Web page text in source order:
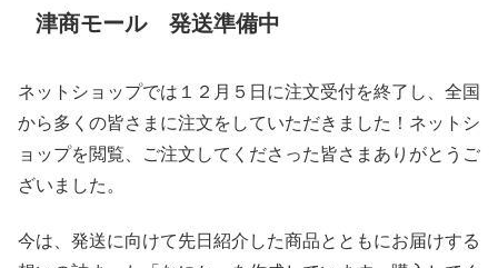
津商モール 発送準備中
ネットショップでは１２月５日に注文受付を終了し、全国
から多くの皆さまに注文をしていただきました！ネットシ
ョップを閲覧、ご注文してくださった皆さまありがとうご
ざいました。
今は、発送に向けて先日紹介した商品とともにお届けする